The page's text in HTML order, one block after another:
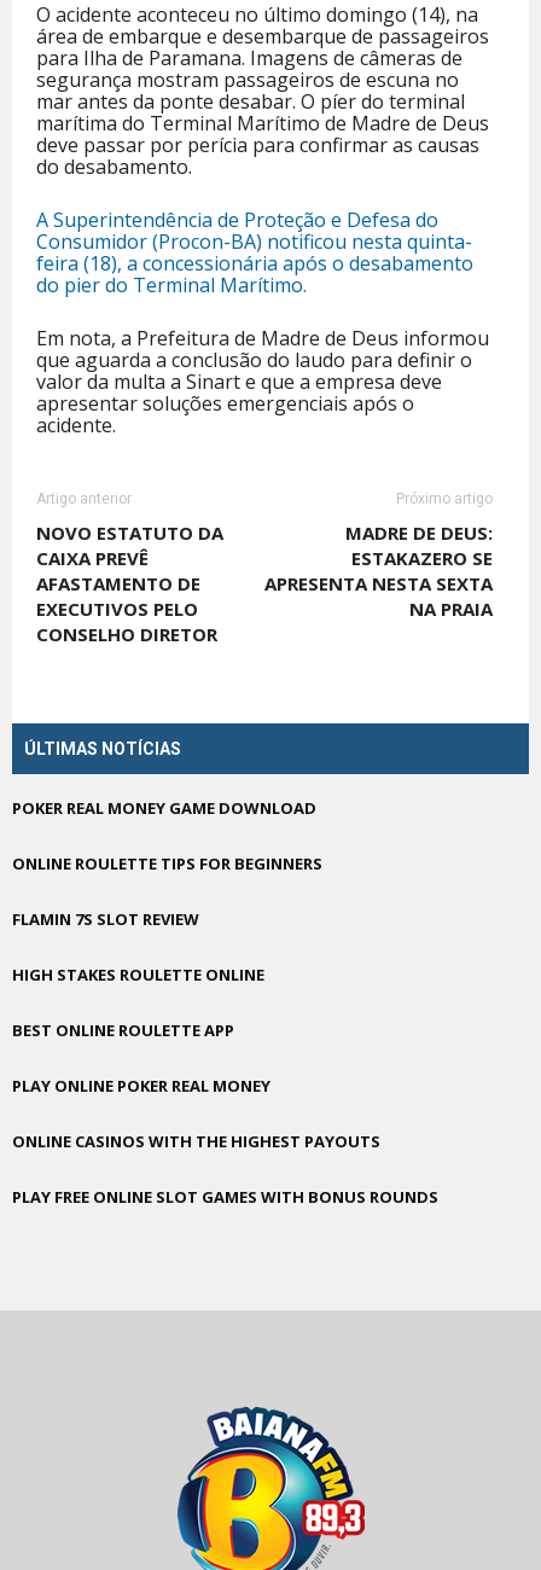
O acidente aconteceu no último domingo (14), na
área de embarque e desembarque de passageiros
para Ilha de Paramana. Imagens de câmeras de
segurança mostram passageiros de escuna no
mar antes da ponte desabar. O píer do terminal
marítima do Terminal Marítimo de Madre de Deus
deve passar por perícia para confirmar as causas
do desabamento.
A Superintendência de Proteção e Defesa do
Consumidor (Procon-BA) notificou nesta quinta-
feira (18), a concessionária após o desabamento
do pier do Terminal Marítimo.
Em nota, a Prefeitura de Madre de Deus informou
que aguarda a conclusão do laudo para definir o
valor da multa a Sinart e que a empresa deve
apresentar soluções emergenciais após o
acidente.
Artigo anterior
NOVO ESTATUTO DA
CAIXA PREVÊ
AFASTAMENTO DE
EXECUTIVOS PELO
CONSELHO DIRETOR
Próximo artigo
MADRE DE DEUS:
ESTAKAZERO SE
APRESENTA NESTA SEXTA
NA PRAIA
ÚLTIMAS NOTÍCIAS
POKER REAL MONEY GAME DOWNLOAD
ONLINE ROULETTE TIPS FOR BEGINNERS
FLAMIN 7S SLOT REVIEW
HIGH STAKES ROULETTE ONLINE
BEST ONLINE ROULETTE APP
PLAY ONLINE POKER REAL MONEY
ONLINE CASINOS WITH THE HIGHEST PAYOUTS
PLAY FREE ONLINE SLOT GAMES WITH BONUS ROUNDS